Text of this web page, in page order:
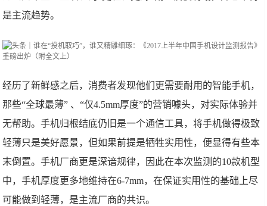
是主流趋势。
经历了新鲜感之后，消费者发现他们更需要耐用的智能手机，
那些“全球最薄” 、“仅4.5mm厚度”的营销噱头，对实际体验并
无帮助。手机归根结底仍旧是一个通信工具，将手机做得极致
轻薄只是美好愿景，但如果前提是牺牲实用性，便显得有些本
末倒置。手机厂商更是深谙规律，因此在本次监测的10款机型
中，手机厚度更多地维持在6-7mm，在保证实用性的基础上尽
可能做到轻薄，是主流厂商的共识。